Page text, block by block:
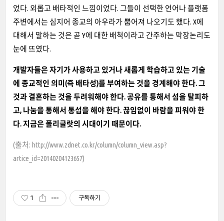
었다. 외롭고 배타적인 느낌이었다. 그들이 선택한 언어나 플랫폼
주변에서는 심지어 종교의 아우라가 뿜어져 나오기도 했다. X에
대해서 말하는 것은 곧 Y에 대한 배척이라고 간주하는 막장논리도
눈에 뜨였다.
개발자들은 자기가 사용하고 있거나 새롭게 학습하고 있는 기술
에 종교적인 의미(즉 배타성)를 부여하는 것을 경계해야 한다. 그
것과 결혼하는 것을 두려워해야 한다. 공유를 통해서 섬을 탈피하
고, 나눔을 통해서 통섭을 해야 한다. 끊임없이 바람을 피워야 한
다. 지금은 폴리글랏의 시대이기 때문이다.
(출처: http://www.zdnet.co.kr/column/column_view.asp?
artice_id=20140204123657)
1 구독하기